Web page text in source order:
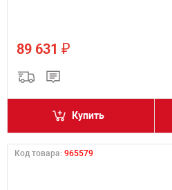
89 631 ₽
Купить
Код товара: 965579